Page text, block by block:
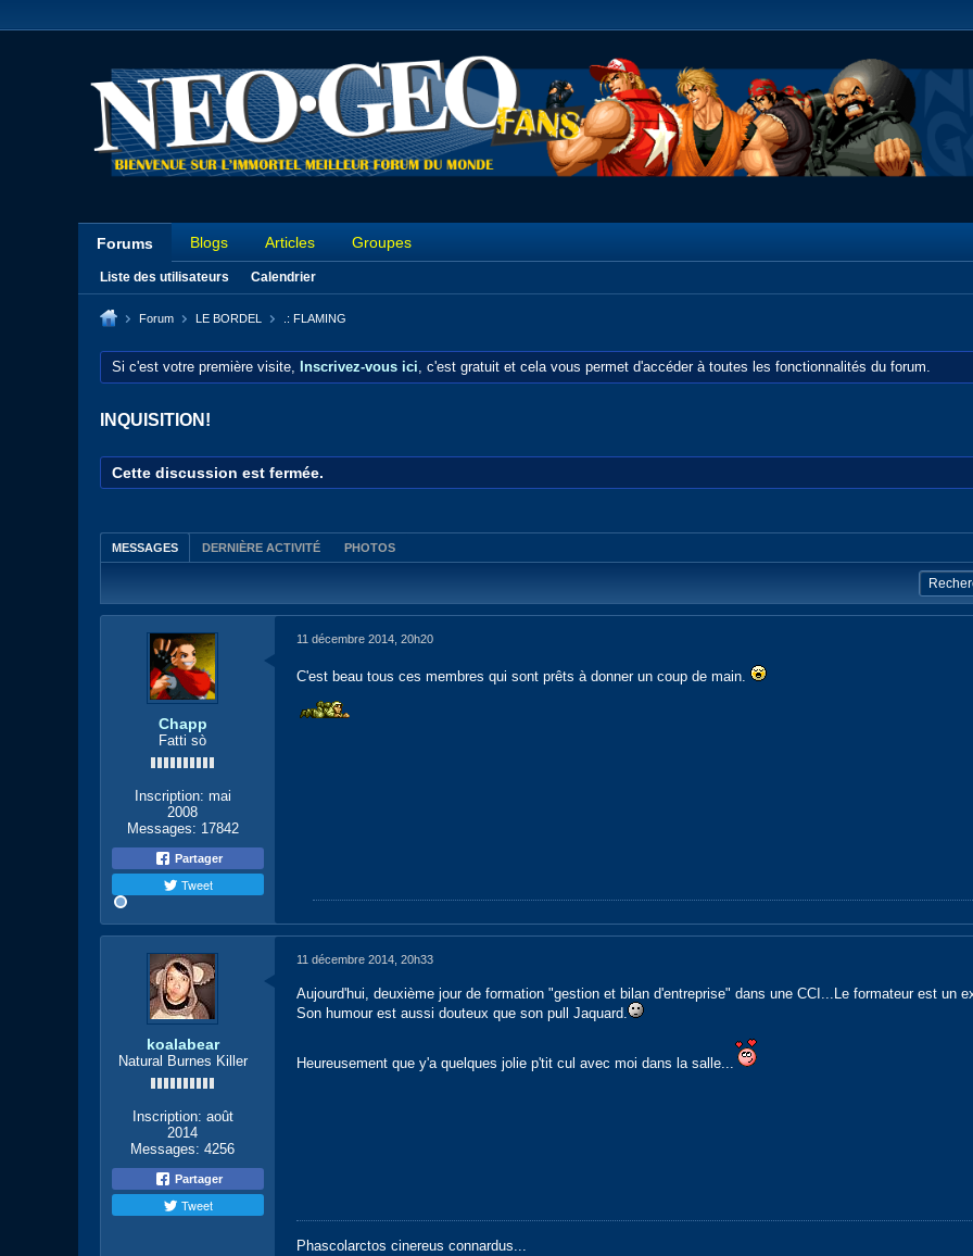
Forums Blogs Articles Groupes
Liste des utilisateurs Calendrier
Forum LE BORDEL .: FLAMING
Si c'est votre première visite, Inscrivez-vous ici, c'est gratuit et cela vous permet d'accéder à toutes les fonctionnalités du forum.
INQUISITION!
Cette discussion est fermée.
MESSAGES DERNIÈRE ACTIVITÉ PHOTOS
Chapp
Fatti sò
Inscription: mai
2008
Messages: 17842
Partager
Tweet
11 décembre 2014, 20h20
C'est beau tous ces membres qui sont prêts à donner un coup de main.
koalabear
Natural Burnes Killer
Inscription: août
2014
Messages: 4256
Partager
Tweet
11 décembre 2014, 20h33
Aujourd'hui, deuxième jour de formation "gestion et bilan d'entreprise" dans une CCI...Le formateur est un
Son humour est aussi douteux que son pull Jaquard.
Heureusement que y'a quelques jolie p'tit cul avec moi dans la salle...
Phascolarctos cinereus connardus...